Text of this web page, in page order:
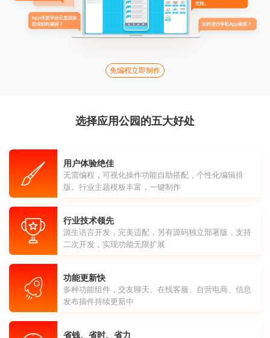
免编程立即制作
选择应用公园的五大好处
用户体验绝佳
无需编程，可视化操作功能自助搭配，个性化编辑排
版。行业主题模板丰富，一键制作
行业技术领先
源生语言开发，完美适配，另有源码独立部署版，支持
二次开发，实现功能无限扩展
功能更新快
多种功能组件，交友聊天、在线客服、自营电商、信息
发布插件持续更新中
省钱、省时、省力